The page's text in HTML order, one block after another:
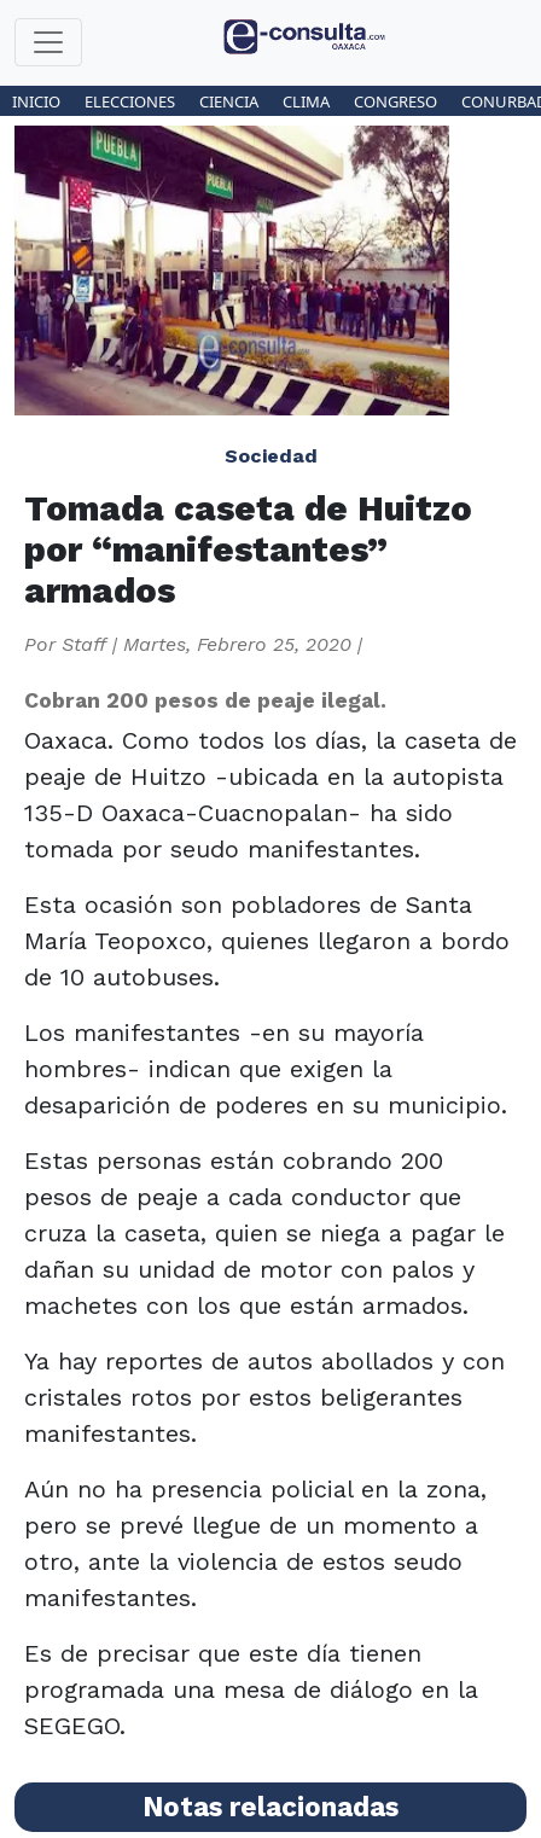
INICIO ELECCIONES CIENCIA CLIMA CONGRESO
Sociedad
Tomada caseta de Huitzo
por “manifestantes”
armados
Por Staff| Martes, Febrero 25, 2020 |
Cobran 200 pesos de peaje ilegal.
Oaxaca. Como todos los días, la caseta de
peaje de Huitzo -ubicada en la autopista
135-D Oaxaca-Cuacnopalan- ha sido
tomada por seudo manifestantes.
Esta ocasión son pobladores de Santa
María Teopoxco, quienes llegaron a bordo
de 10 autobuses.
Los manifestantes -en su mayoría
hombres- indican que exigen la
desaparición de poderes en su municipio.
Estas personas están cobrando 200
pesos de peaje a cada conductor que
cruza la caseta, quien se niega a pagar le
dañan su unidad de motor con palos y
machetes con los que están armados.
Ya hay reportes de autos abollados y con
cristales rotos por estos beligerantes
manifestantes.
Aún no ha presencia policial en la zona,
pero se prevé llegue de un momento a
otro, ante la violencia de estos seudo
manifestantes.
Es de precisar que este día tienen
programada una mesa de diálogo en la
SEGEGO.
Notas relacionadas